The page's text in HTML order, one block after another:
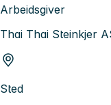
Arbeidsgiver
Thai Thai Steinkjer
Sted